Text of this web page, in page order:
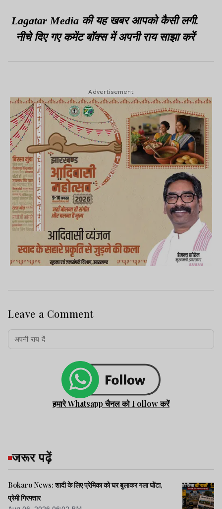
Lagatar Media की यह खबर आपको कैसी लगी.
नीचे दिए गए कमेंट बॉक्स में अपनी राय साझा करें
Advertisement
Leave a Comment
हमारे Whatsapp चैनल को Follow करें
जरूर पढ़ें
Bokaro News: शादी के लिए प्रेमिका को घर बुलाकर गला घोंटा,
प्रेमी गिरफ्तार